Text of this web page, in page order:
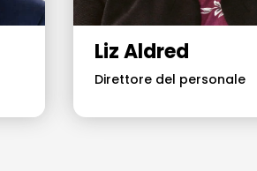
Liz Aldred
Direttore del personale